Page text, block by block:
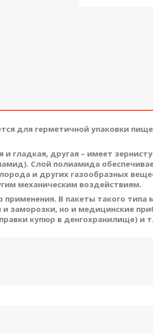
для герметичной упаковки
гладкая, другая – имеет
Слой полиамида
и других газообразных
механическим воздействиям.
В пакеты такого типа
заморозки, но и медицинские
купюр в денгохранилище) и